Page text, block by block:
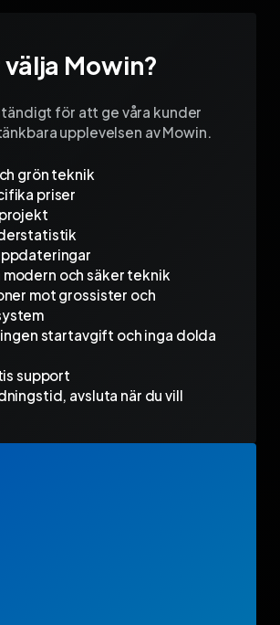
Mowin?
för att ge våra kunder
upplevelsen av Mowin.
grön teknik
priser
modern och säker teknik
mot grossister och
startavgift och inga dolda
support
avsluta när du vill